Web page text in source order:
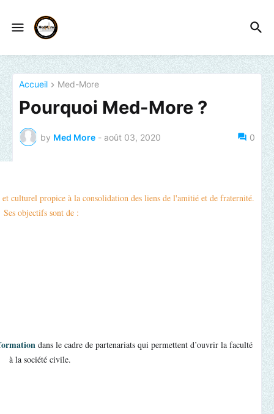
Accueil Med-More
Pourquoi Med-More ?
by Med More - août 03, 2020 0
culturel propice à la consolidation des liens de l'amitié et de fraternité.
Ses objectifs sont de :
dans le cadre de partenariats qui permettent d’ouvrir la faculté
à la société civile.